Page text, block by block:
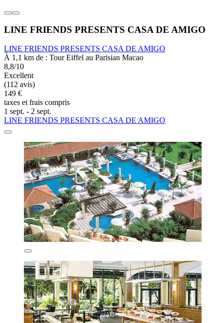
LINE FRIENDS PRESENTS CASA DE AMIGO
LINE FRIENDS PRESENTS CASA DE AMIGO
À 1,1 km de : Tour Eiffel au Parisian Macao
8,8/10
Excellent
(112 avis)
149 €
taxes et frais compris
1 sept. - 2 sept.
LINE FRIENDS PRESENTS CASA DE AMIGO